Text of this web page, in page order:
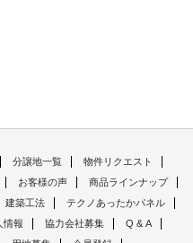
分譲地一覧
物件リクエスト
お客様の声
商品ラインナップ
建築工法
テクノあったかパネル
情報 協力会社募集
Q & A